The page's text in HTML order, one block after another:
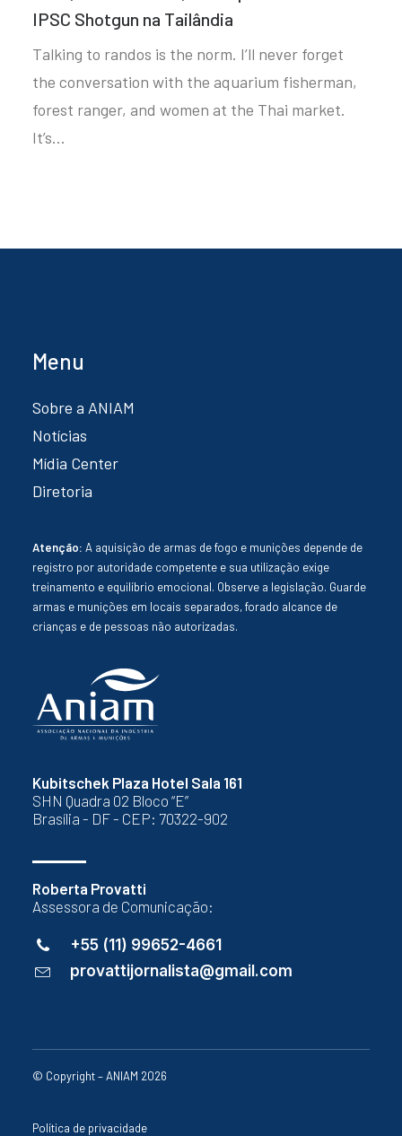
IPSC Shotgun na Tailândia
Talking to randos is the norm. I’ll never forget
the conversation with the aquarium fisherman,
forest ranger, and women at the Thai market.
It’s…
Kubitschek Plaza Hotel Sala 161
SHN Quadra 02 Bloco “E”
Brasília - DF - CEP: 70322-902
Roberta Provatti
Assessora de Comunicação:
+55 (11) 99652-4661
provattijornalista@gmail.com
Menu
Sobre a ANIAM
Notícias
Mídia Center
Diretoria
Atenção: A aquisição de armas de fogo e munições depende de
registro por autoridade competente e sua utilização exige
treinamento e equilíbrio emocional. Observe a legislação. Guarde
armas e munições em locais separados, forado alcance de
crianças e de pessoas não autorizadas.
© Copyright – ANIAM 2026
Política de privacidade